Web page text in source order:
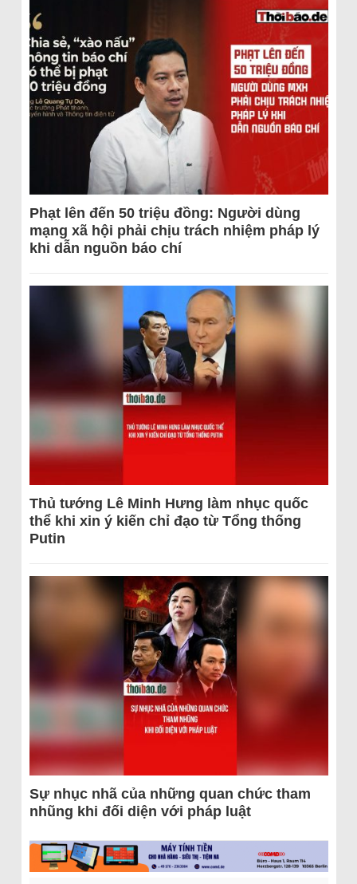
Phạt lên đến 50 triệu đồng: Người dùng
mạng xã hội phải chịu trách nhiệm pháp lý
khi dẫn nguồn báo chí
Thủ tướng Lê Minh Hưng làm nhục quốc
thể khi xin ý kiến chỉ đạo từ Tổng thống
Putin
Sự nhục nhã của những quan chức tham
nhũng khi đối diện với pháp luật